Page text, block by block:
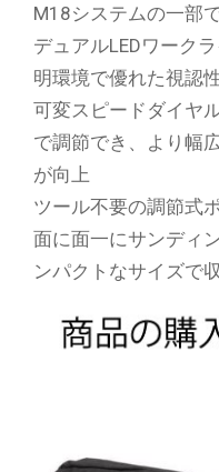
M18システムの一部
デュアルLEDワーク
明環境で優れた視認
可変スピードダイヤ
で調節でき、より幅
が向上
ツール不要の調節式
面に面一にサンディ
ンパクトなサイズで